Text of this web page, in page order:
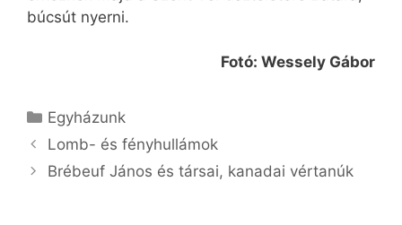
búcsút nyerni.
Fotó: Wessely Gábor
Kategória
Egyházunk
Lomb- és fényhullámok
Brébeuf János és társai, kanadai vértanúk